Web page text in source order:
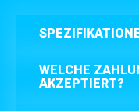
WELCHE
AKZEPTIERT?